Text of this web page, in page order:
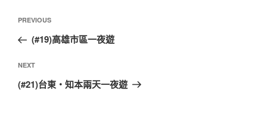
PREVIOUS
(#19)高雄市區一夜遊
NEXT
(#21)台東‧知本兩天一夜遊